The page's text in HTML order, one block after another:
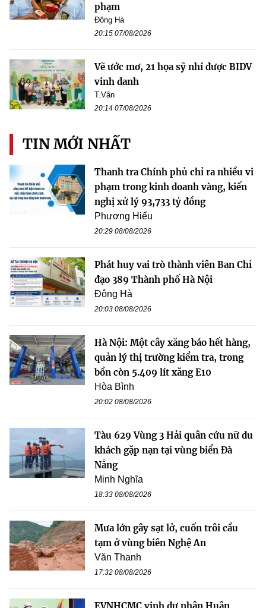
phạm
Đông Hà
20:15 07/08/2026
Vẽ ước mơ, 21 họa sỹ nhí được BIDV
vinh danh
T.Vân
20:14 07/08/2026
TIN MỚI NHẤT
Thanh tra Chính phủ chỉ ra nhiều vi
phạm trong kinh doanh vàng, kiến
nghị xử lý 93,733 tỷ đồng
Phương Hiếu
20:29 08/08/2026
Phát huy vai trò thành viên Ban Chỉ
đạo 389 Thành phố Hà Nội
Đông Hà
20:03 08/08/2026
Hà Nội: Một cây xăng báo hết hàng,
quản lý thị trường kiểm tra, trong
bồn còn 5.409 lít xăng E10
Hòa Bình
20:02 08/08/2026
Tàu 629 Vùng 3 Hải quân cứu nữ du
khách gặp nạn tại vùng biển Đà
Nẵng
Minh Nghĩa
18:33 08/08/2026
Mưa lớn gây sạt lở, cuốn trôi cầu
tạm ở vùng biên Nghệ An
Văn Thanh
17:32 08/08/2026
EVNHCMC vinh dự nhận Huân